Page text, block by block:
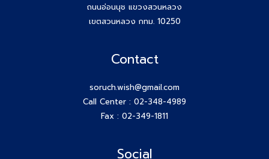
สร้างตัวตนให้ชัด สร้างโอกาสให้ใช่กับ #โค้ชก้อย
รับ Listing ฝากขายที่ดิน 100 ล้าน ได้ง่ายๆ ทำยังไง
วันพุธที่ 12 พ.ย 68 #สมาชิกWish เปิดโลกกว้างอีก 1 คอร์ส กับ
ถนนอ่อนนุช แขวงสวนหลวง
เขตสวนหลวง กทม. 10250
Contact
soruch.wish@gmail.com
Call Center : 02-348-4989
Fax : 02-349-1811
Social